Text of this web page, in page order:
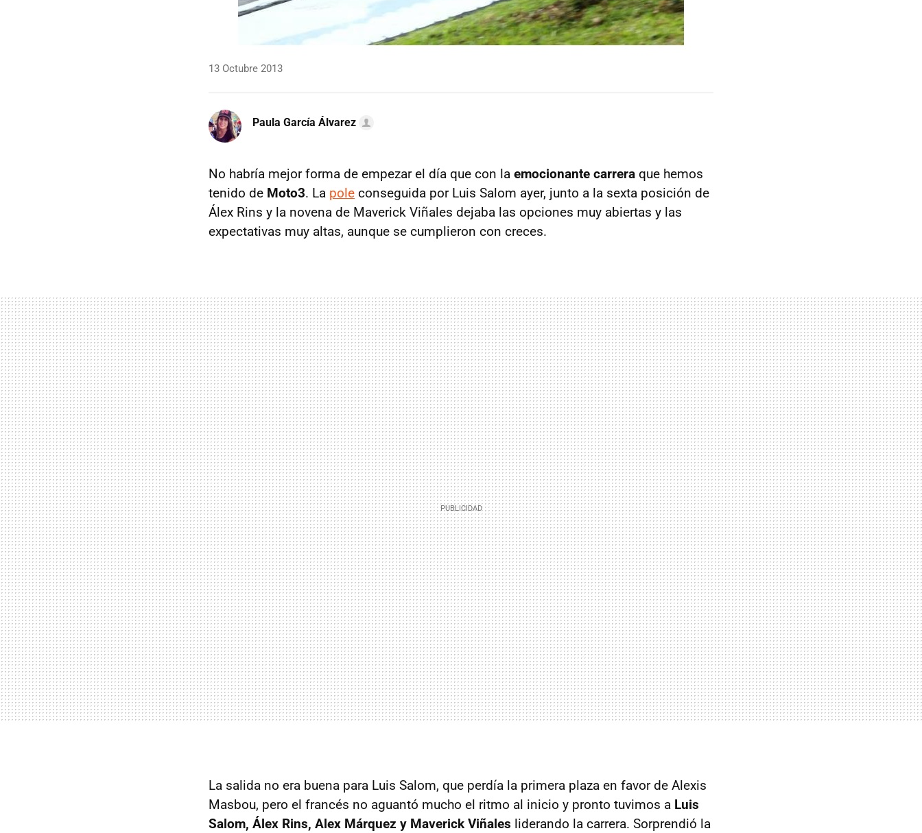
13 Octubre 2013
Paula García Álvarez
No habría mejor forma de empezar el día que con la emocionante carrera que hemos
tenido de Moto3. La pole conseguida por Luis Salom ayer, junto a la sexta posición de
Álex Rins y la novena de Maverick Viñales dejaba las opciones muy abiertas y las
expectativas muy altas, aunque se cumplieron con creces.
La salida no era buena para Luis Salom, que perdía la primera plaza en favor de Alexis
Masbou, pero el francés no aguantó mucho el ritmo al inicio y pronto tuvimos a Luis
Salom, Álex Rins, Alex Márquez y Maverick Viñales liderando la carrera. Sorprendió la